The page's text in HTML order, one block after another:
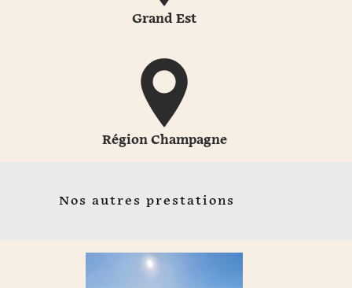
Grand Est
Région Champagne
Nos autres prestations